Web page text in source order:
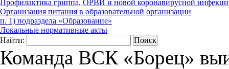
Профилактика гриппа, ОРВИ и новой коронавирусной
Организация питания в образовательной организации
п. 1) подраздела «Образование»
Локальные нормативные акты
Найти:
Команда ВСК «Борец»